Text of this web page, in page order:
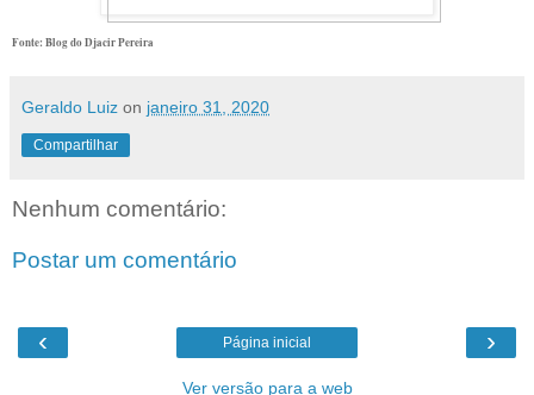
Fonte: Blog do Djacir Pereira
Geraldo Luiz on janeiro 31, 2020
Compartilhar
Nenhum comentário:
Postar um comentário
‹ ›
Página inicial
Ver versão para a web